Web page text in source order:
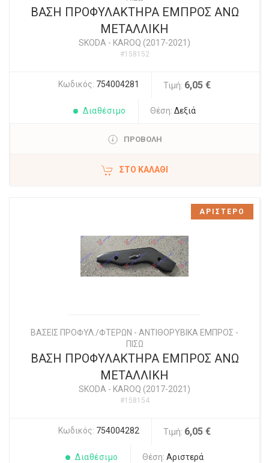
ΒΑΣΗ ΠΡΟΦΥΛΑΚΤΗΡΑ ΕΜΠΡΟΣ ΑΝΩ
ΜΕΤΑΛΛΙΚΗ
SKODA - KAROQ (2017-2021)
#158152
Κωδικός: 754004281 Τιμή: 6,05 €
Διαθέσιμο Θέση: Δεξιά
ΠΡΟΒΟΛΗ
ΣΤΟ ΚΑΛΆΘΙ
ΒΑΣΕΙΣ ΠΡΟΦΥΛ./ΦΤΕΡΩΝ - ΑΝΤΙΘΟΡΥΒΙΚΑ ΕΜΠΡΟΣ -
ΠΙΣΩ
ΒΑΣΗ ΠΡΟΦΥΛΑΚΤΗΡΑ ΕΜΠΡΟΣ ΑΝΩ
ΜΕΤΑΛΛΙΚΗ
SKODA - KAROQ (2017-2021)
#158154
Κωδικός: 754004282 Τιμή: 6,05 €
Διαθέσιμο Θέση: Αριστερά
ΑΡΙΣΤΕΡΟ